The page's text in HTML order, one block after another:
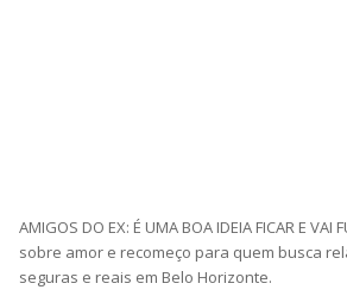
AMIGOS DO EX: É UMA BOA IDEIA FICAR E VAI
sobre amor e recomeço para quem busca
seguras e reais em Belo Horizonte.